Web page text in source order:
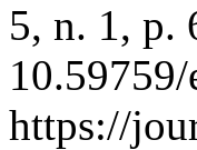
5, n. 1, p.
https://